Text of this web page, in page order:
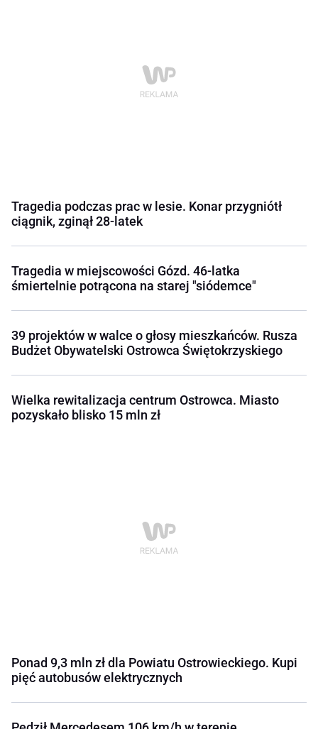
Tragedia podczas prac w lesie. Konar przygniótł
ciągnik, zginął 28-latek
Tragedia w miejscowości Gózd. 46-latka
śmiertelnie potrącona na starej "siódemce"
39 projektów w walce o głosy mieszkańców. Rusza
Budżet Obywatelski Ostrowca Świętokrzyskiego
Wielka rewitalizacja centrum Ostrowca. Miasto
pozyskało blisko 15 mln zł
Ponad 9,3 mln zł dla Powiatu Ostrowieckiego. Kupi
pięć autobusów elektrycznych